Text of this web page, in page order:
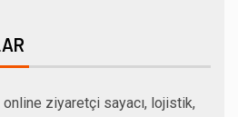
ziyaretçi sayacı, lojistik,